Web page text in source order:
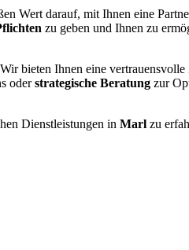
Wert darauf, mit Ihnen eine
zu geben und Ihnen zu
bieten Ihnen eine vertrauensvolle
oderstrategische Beratung zur
Dienstleistungen in Marl zu